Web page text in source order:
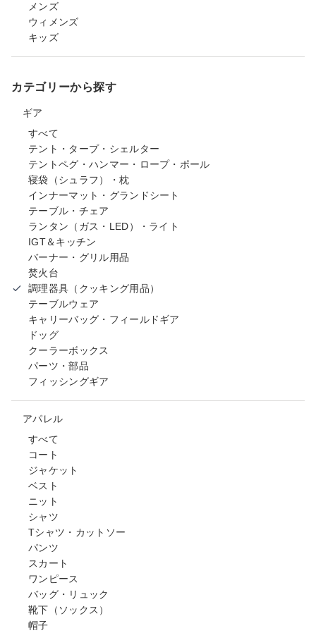
メンズ
ウィメンズ
キッズ
カテゴリーから探す
ギア
すべて
テント・タープ・シェルター
テントペグ・ハンマー・ロープ・ポール
寝袋（シュラフ）・枕
インナーマット・グランドシート
テーブル・チェア
ランタン（ガス・LED）・ライト
IGT＆キッチン
バーナー・グリル用品
焚火台
調理器具（クッキング用品）
テーブルウェア
キャリーバッグ・フィールドギア
ドッグ
クーラーボックス
パーツ・部品
フィッシングギア
アパレル
すべて
コート
ジャケット
ベスト
ニット
シャツ
Tシャツ・カットソー
パンツ
スカート
ワンピース
バッグ・リュック
靴下（ソックス）
帽子